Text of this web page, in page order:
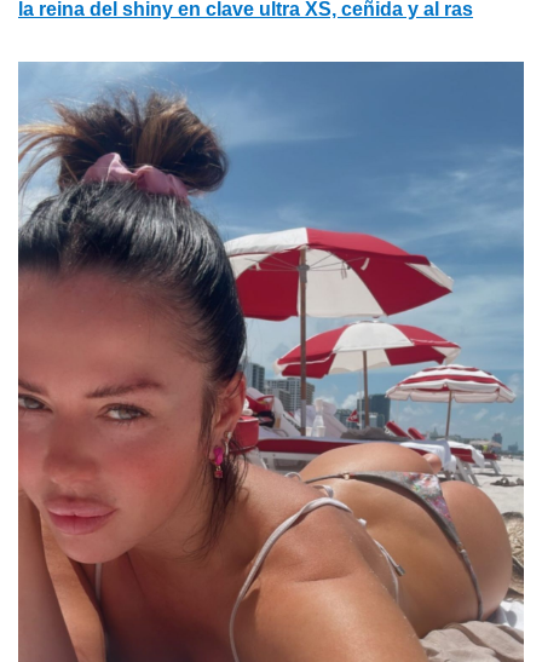
la reina del shiny en clave ultra XS, ceñida y al ras